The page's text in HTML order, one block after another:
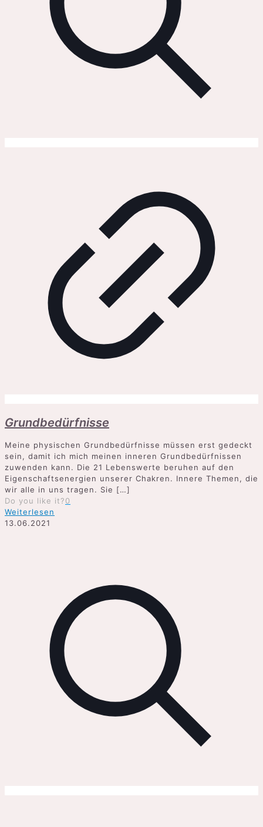
Grundbedürfnisse
Meine physischen Grundbedürfnisse müssen erst gedeckt
sein, damit ich mich meinen inneren Grundbedürfnissen
zuwenden kann. Die 21 Lebenswerte beruhen auf den
Eigenschaftsenergien unserer Chakren. Innere Themen, die
wir alle in uns tragen. Sie […]
Do you like it?0
Weiterlesen
13.06.2021